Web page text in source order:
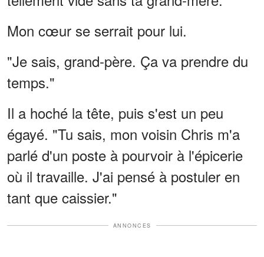
Mon cœur se serrait pour lui.
"Je sais, grand-père. Ça va prendre du
temps."
Il a hoché la tête, puis s'est un peu
égayé. "Tu sais, mon voisin Chris m'a
parlé d'un poste à pourvoir à l'épicerie
où il travaille. J'ai pensé à postuler en
tant que caissier."
ANNONCES